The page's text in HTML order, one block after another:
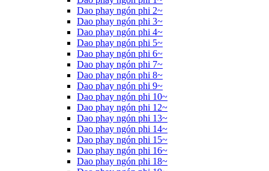
Dao phay ngón phi 2~
Dao phay ngón phi 3~
Dao phay ngón phi 4~
Dao phay ngón phi 5~
Dao phay ngón phi 6~
Dao phay ngón phi 7~
Dao phay ngón phi 8~
Dao phay ngón phi 9~
Dao phay ngón phi 10~
Dao phay ngón phi 12~
Dao phay ngón phi 13~
Dao phay ngón phi 14~
Dao phay ngón phi 15~
Dao phay ngón phi 16~
Dao phay ngón phi 18~